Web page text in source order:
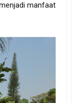
manfaat